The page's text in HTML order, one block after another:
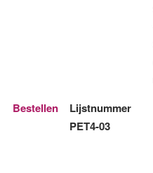
Bestellen
Lijstnummer
PET4-03